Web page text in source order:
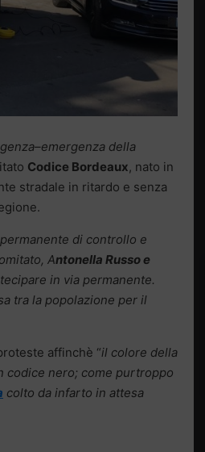
della
Codice Bordeaux, nato in
stradale in ritardo e senza
di controllo e
Antonella Russo e
in via permanente.
tra la popolazione per il
affinchè “il colore della
codice nero; come purtroppo
colto da infarto in attesa